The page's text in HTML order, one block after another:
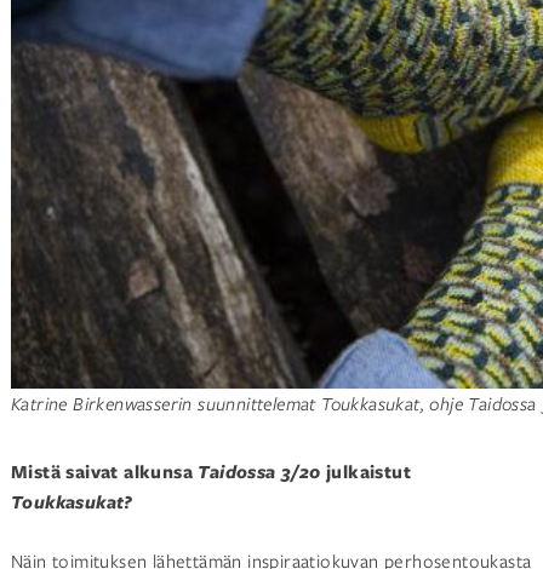
Katrine Birkenwasserin suunnittelemat Toukkasukat, ohje Taidossa
Mistä saivat alkunsa Taidossa 3/20 julkaistut
Toukkasukat?
Näin toimituksen lähettämän inspiraatiokuvan perhosentoukasta